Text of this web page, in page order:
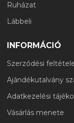
Ruházat
Lábbeli
INFORMÁCIÓ
Szerződési
Ajándékutalvány
Adatkezelési
Vásárlás menete